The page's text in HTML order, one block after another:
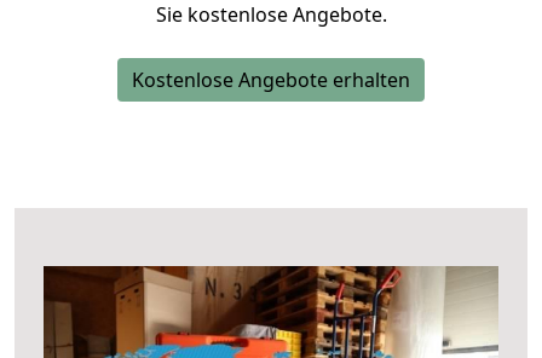
Sie kostenlose Angebote.
Kostenlose Angebote erhalten